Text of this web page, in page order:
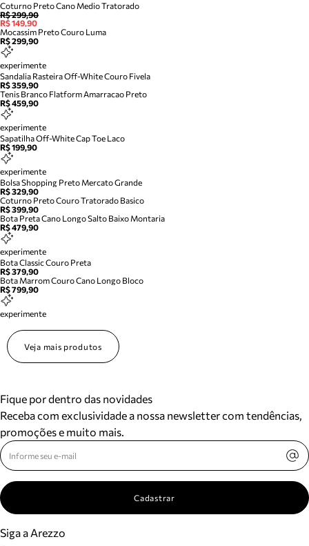
Coturno Preto Cano Medio Tratorado
R$ 299,90
R$ 149,90
Mocassim Preto Couro Luma
R$ 299,90
experimente
Sandalia Rasteira Off-White Couro Fivela
R$ 359,90
Tenis Branco Flatform Amarracao Preto
R$ 459,90
experimente
Sapatilha Off-White Cap Toe Laco
R$ 199,90
experimente
Bolsa Shopping Preto Mercato Grande
R$ 329,90
Coturno Preto Couro Tratorado Basico
R$ 399,90
Bota Preta Cano Longo Salto Baixo Montaria
R$ 479,90
experimente
Bota Classic Couro Preta
R$ 379,90
Bota Marrom Couro Cano Longo Bloco
R$ 799,90
experimente
Veja mais produtos
Fique por dentro das novidades
Receba com exclusividade a nossa newsletter com tendências,
promoções e muito mais.
Cadastrar
Siga a Arezzo